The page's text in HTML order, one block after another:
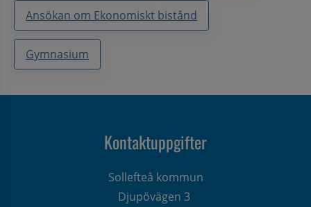
Ansökan om Ekonomiskt bistånd
Gymnasium
Kontaktuppgifter
Sollefteå kommun
Djupövägen 3